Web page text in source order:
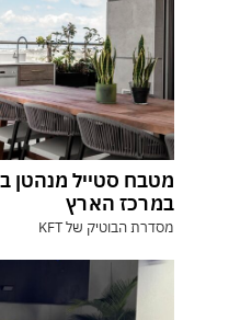
מטבח סטייל מנהטן
במרכז הארץ
מסדרת הבוטיק של KFT